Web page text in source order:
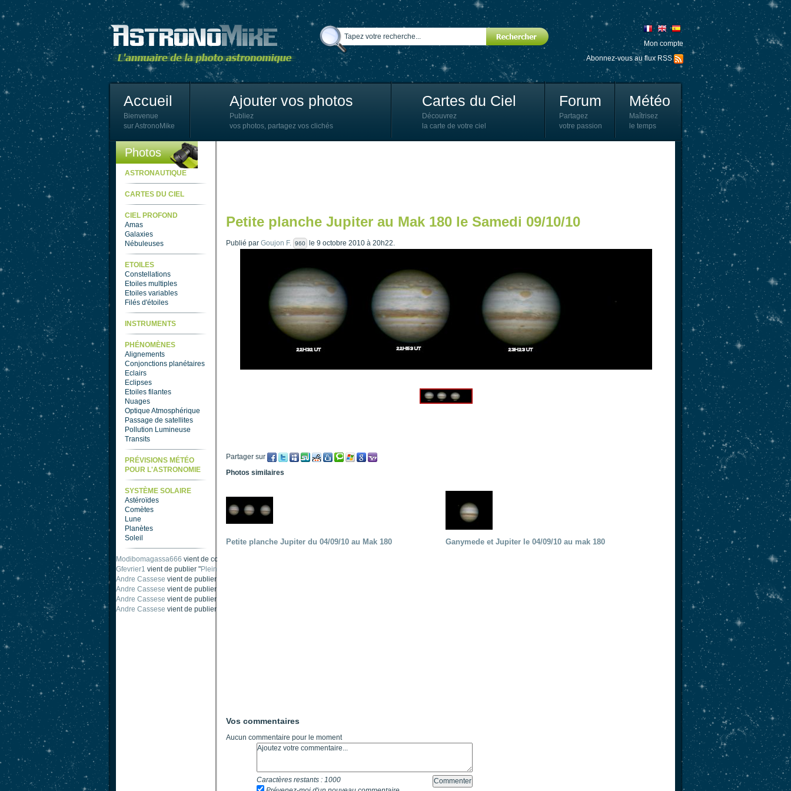
Mon compte
Abonnez-vous au flux RSS
Accueil
Bienvenue
sur AstronoMike
Ajouter vos photos
Publiez
vos photos, partagez vos clichés
Cartes du Ciel
Découvrez
la carte de votre ciel
Forum
Partagez
votre passion
Météo
Maîtrisez
le temps
Photos
ASTRONAUTIQUE
CARTES DU CIEL
CIEL PROFOND
Amas
Galaxies
Nébuleuses
ETOILES
Constellations
Etoiles multiples
Etoiles variables
Filés d'étoiles
INSTRUMENTS
PHÉNOMÈNES
Alignements
Conjonctions planétaires
Eclairs
Eclipses
Etoiles filantes
Nuages
Optique Atmosphérique
Passage de satellites
Pollution Lumineuse
Transits
PRÉVISIONS MÉTÉO
POUR L'ASTRONOMIE
SYSTÈME SOLAIRE
Astéroïdes
Comètes
Lune
Planètes
Soleil
Modibomagassa666 vient de commenter "
Gfevrier1 vient de publier "Pleine Lune - 9 Aout 205
Andre Cassese vient de publier "
Andre Cassese vient de publier "
Andre Cassese vient de publier "
Andre Cassese vient de publier "
Petite planche Jupiter au Mak 180 le Samedi 09/10/10
Publié par Goujon F. 960 le 9 octobre 2010 à 20h22.
Partager sur
Photos similaires
Petite planche Jupiter du 04/09/10 au Mak 180 Ganymede et Jupiter le 04/09/10 au mak 180
Vos commentaires
Aucun commentaire pour le moment
Caractères restants : 1000